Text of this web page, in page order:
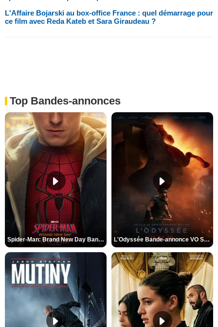
L'Affaire Bojarski au box-office France : quel démarrage pour
ce film avec Reda Kateb et Sara Giraudeau ?
Top Bandes-annonces
Spider-Man: Brand New Day Bande-annonce VO STFR L'Odyssée Bande-annonce VO STFR